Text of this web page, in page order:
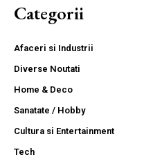
Categorii
Afaceri si Industrii
Diverse Noutati
Home & Deco
Sanatate / Hobby
Cultura si Entertainment
Tech